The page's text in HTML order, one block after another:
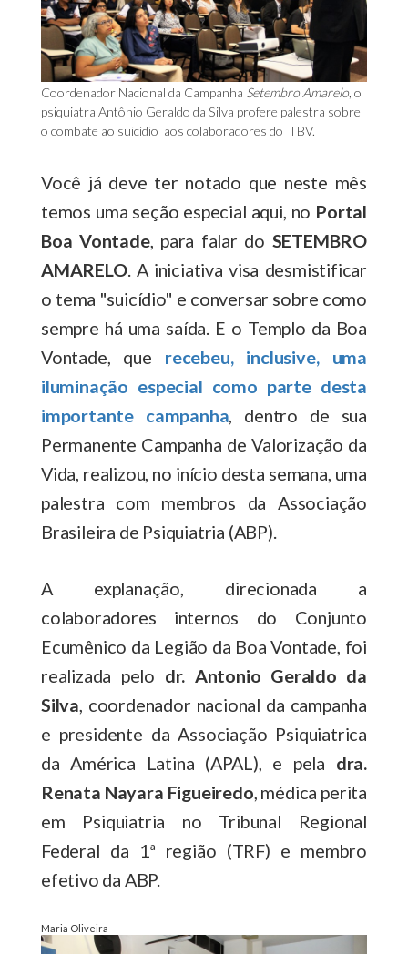
Coordenador Nacional da Campanha Setembro Amarelo , o
psiquiatra Antônio Geraldo da Silva profere palestra sobre
o combate ao suicídio aos colaboradores do TBV.
Você já deve ter notado que neste mês
temos uma seção especial aqui, no Portal
Boa Vontade, para falar do SETEMBRO
AMARELO. A iniciativa visa desmistificar
o tema "suicídio" e conversar sobre como
sempre há uma saída. E o Templo da Boa
Vontade, que recebeu, inclusive, uma
iluminação especial como parte desta
importante campanha , dentro de sua
Permanente Campanha de Valorização da
Vida, realizou, no início desta semana, uma
palestra com membros da Associação
Brasileira de Psiquiatria (ABP).
A explanação, direcionada a
colaboradores internos do Conjunto
Ecumênico da Legião da Boa Vontade, foi
realizada pelo dr. Antonio Geraldo da
Silva , coordenador nacional da campanha
e presidente da Associação Psiquiatrica
da América Latina (APAL), e pela dra.
Renata Nayara Figueiredo , médica perita
em Psiquiatria no Tribunal Regional
Federal da 1ª região (TRF) e membro
efetivo da ABP.
Maria Oliveira